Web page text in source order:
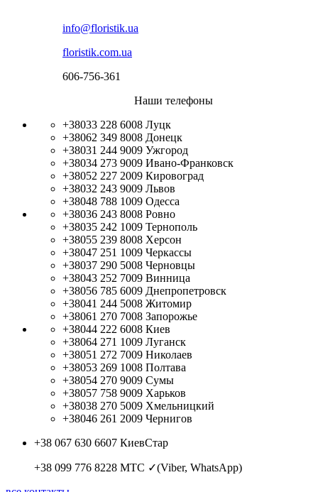
info@floristik.ua
floristik.com.ua
606-756-361
Наши телефоны
+38033 228 6008 Луцк
+38062 349 8008 Донецк
+38031 244 9009 Ужгород
+38034 273 9009 Ивано-Франковск
+38052 227 2009 Кировоград
+38032 243 9009 Львов
+38048 788 1009 Одесса
+38036 243 8008 Ровно
+38035 242 1009 Тернополь
+38055 239 8008 Херсон
+38047 251 1009 Черкассы
+38037 290 5008 Черновцы
+38043 252 7009 Винница
+38056 785 6009 Днепропетровск
+38041 244 5008 Житомир
+38061 270 7008 Запорожье
+38044 222 6008 Киев
+38064 271 1009 Луганск
+38051 272 7009 Николаев
+38053 269 1008 Полтава
+38054 270 9009 Сумы
+38057 758 9009 Харьков
+38038 270 5009 Хмельницкий
+38046 261 2009 Чернигов
+38 067 630 6607 КиевСтар
+38 099 776 8228 МТС ✓(Viber, WhatsApp)